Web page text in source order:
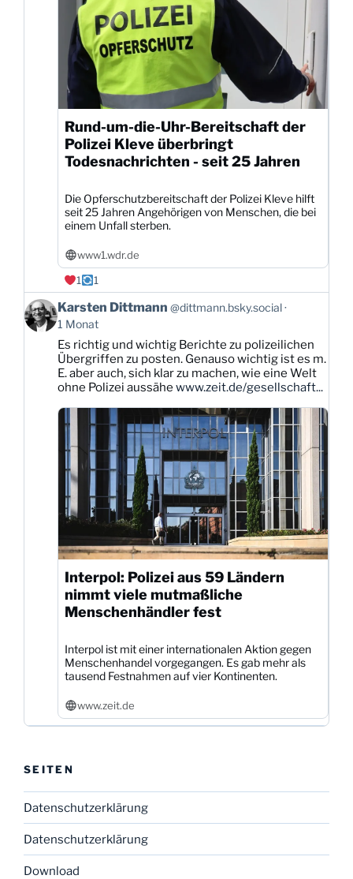
Rund-um-die-Uhr-Bereitschaft der
Polizei Kleve überbringt
Todesnachrichten - seit 25 Jahren
Die Opferschutzbereitschaft der Polizei Kleve hilft
seit 25 Jahren Angehörigen von Menschen, die bei
einem Unfall sterben.
www1.wdr.de
1
1
Beitrag
von
Karsten
Dittmann
Bluesky
ansehen
Karsten Dittmann @dittmann.bsky.social
1 Monat
Es richtig und wichtig Berichte zu polizeilichen
Übergriffen zu posten. Genauso wichtig ist es m.
E. aber auch, sich klar zu machen, wie eine Welt
ohne Polizei aussähe www.zeit.de/gesellschaft...
Interpol: Polizei aus 59 Ländern
nimmt viele mutmaßliche
Menschenhändler fest
Interpol ist mit einer internationalen Aktion gegen
Menschenhandel vorgegangen. Es gab mehr als
tausend Festnahmen auf vier Kontinenten.
www.zeit.de
SEITEN
Datenschutzerklärung
Datenschutzerklärung
Download